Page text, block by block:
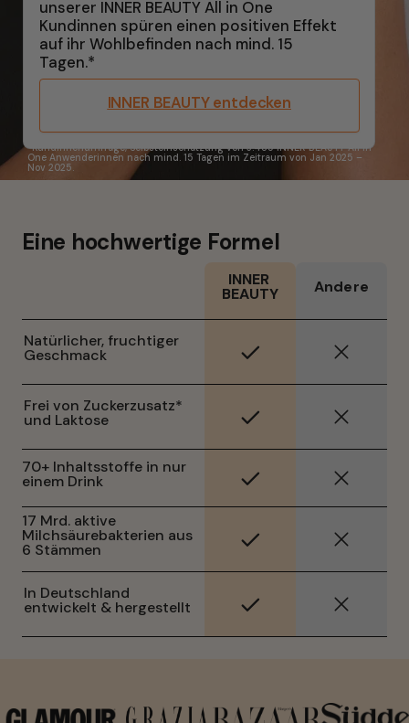
unserer INNER BEAUTY All in One
Kundinnen spüren einen positiven Effekt
auf ihr Wohlbefinden nach mind. 15
Tagen.*
INNER BEAUTY entdecken
*Kundinnenumfrage, Selbsteinschätzung von 3.485 INNER BEAUTY All in
One Anwenderinnen nach mind. 15 Tagen im Zeitraum von Jan 2025 –
Nov 2025.
Eine hochwertige Formel
INNER
BEAUTY Andere
Natürlicher, fruchtiger
Geschmack
Frei von Zuckerzusatz*
und Laktose
70+ Inhaltsstoffe in nur
einem Drink
17 Mrd. aktive
Milchsäurebakterien aus
6 Stämmen
In Deutschland
entwickelt & hergestellt